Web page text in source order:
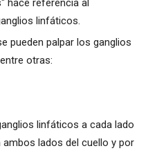
linfáticos.
pueden palpar los ganglios
otras:
linfáticos a cada lado
lados del cuello y por